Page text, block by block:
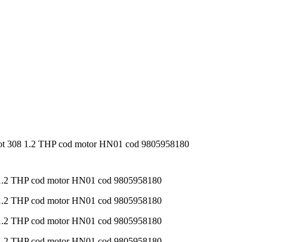
308 1.2 THP cod motor HN01 cod 9805958180